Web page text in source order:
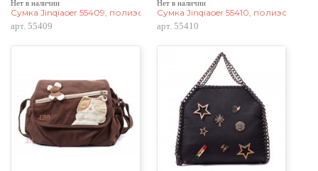
Нет в наличии
Сумка Jinqiaoer 55409, полиэстер, темно-синяя
арт. 55409
Нет в наличии
Сумка Jinqiaoer 55410, полиэстер,
арт. 55410